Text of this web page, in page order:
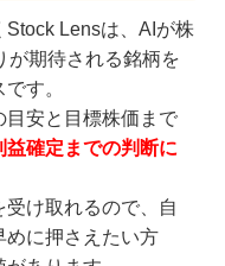
Lensは、AIが株
が期待される銘柄を
す。
目安と目標株価まで
確定までの判断に
受け取れるので、自
めに押さえたい方